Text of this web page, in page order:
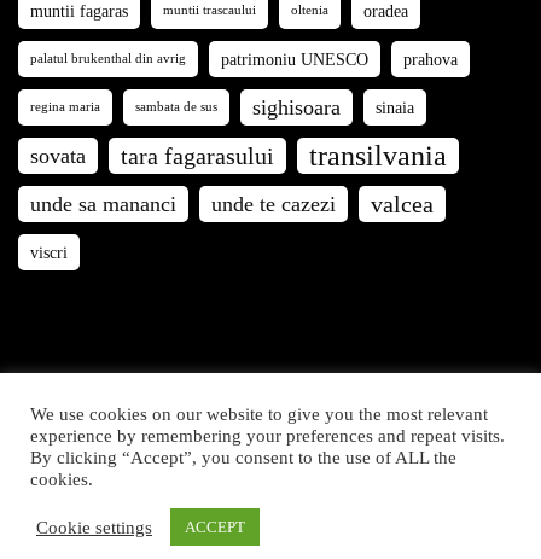
muntii fagaras muntii trascaului oltenia oradea
palatul brukenthal din avrig patrimoniu UNESCO prahova
regina maria sambata de sus sighisoara sinaia
sovata tara fagarasului transilvania
unde sa mananci unde te cazezi valcea
viscri
Călători prin România © 2021. Articolele și fotografiile de
pe acest site sunt proprietatea Călători prin România. Toate
drepturile rezervate.
We use cookies on our website to give you the most relevant
experience by remembering your preferences and repeat visits.
By clicking “Accept”, you consent to the use of ALL the
cookies.
Cookie settings ACCEPT